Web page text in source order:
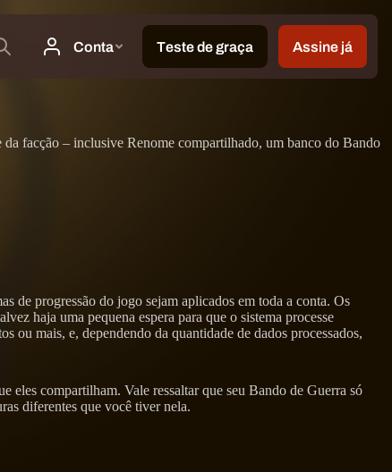
facção – inclusive Renome compartilhado, um banco do Bando
de progressão do jogo sejam aplicados em toda a conta. Os
haja uma pequena espera para que o sistema processe
ou mais, e, dependendo da quantidade de dados processados,
eles compartilham. Vale ressaltar que seu Bando de Guerra só
diferentes que você tiver nela.